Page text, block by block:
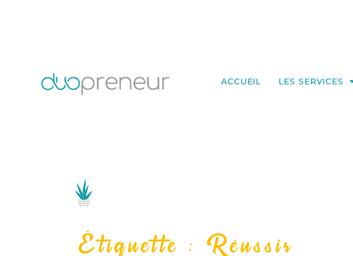
ACCUEIL LES SERVICES
Étiquette : Réussir